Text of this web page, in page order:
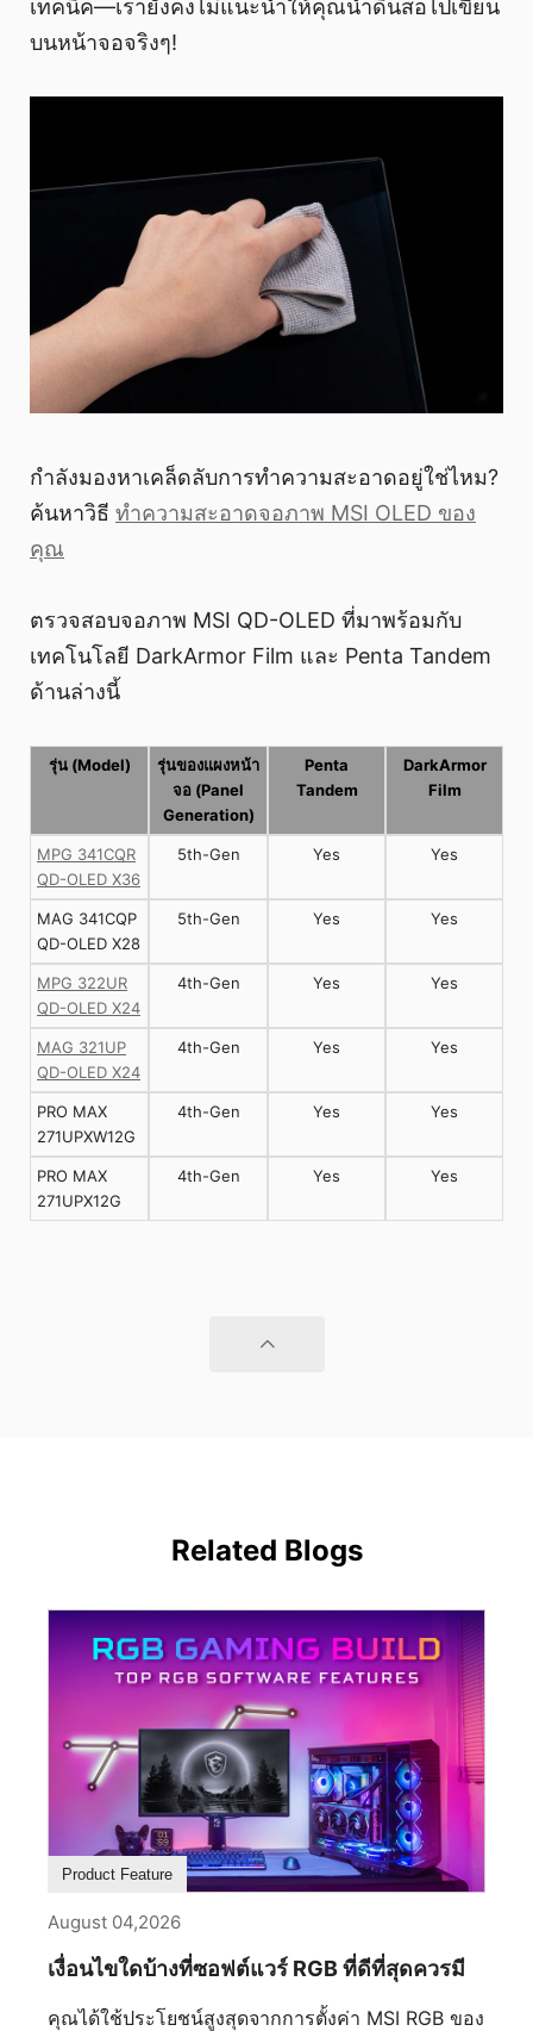
เทคนิค—เรายังคงไม่แนะนำให้คุณนำดินสอไปเขียน
บนหน้าจอจริงๆ!
กำลังมองหาเคล็ดลับการทำความสะอาดอยู่ใช่ไหม?
ค้นหาวิธี ทำความสะอาดจอภาพ MSI OLED ของ
คุณ
ตรวจสอบจอภาพ MSI QD-OLED ที่มาพร้อมกับ
เทคโนโลยี DarkArmor Film และ Penta Tandem
ด้านล่างนี้
รุ่น (Model)
รุ่นของแผงหน้า
จอ (Panel
Generation)
Penta
Tandem
DarkArmor
Film
MPG 341CQR
QD-OLED X36
5th-Gen Yes Yes
MAG 341CQP
QD-OLED X28
5th-Gen Yes Yes
MPG 322UR
QD-OLED X24
4th-Gen Yes Yes
MAG 321UP
QD-OLED X24
4th-Gen Yes Yes
PRO MAX
271UPXW12G
4th-Gen Yes Yes
PRO MAX
271UPX12G
4th-Gen Yes Yes
Related Blogs
Product Feature
August 04,2026
เงื่อนไขใดบ้างที่ซอฟต์แวร์ RGB ที่ดีที่สุดควรมี
คุณได้ใช้ประโยชน์สูงสุดจากการตั้งค่า MSI RGB ของ